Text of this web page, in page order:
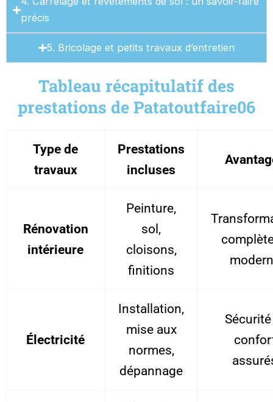
précis
5. Bricolage et petits travaux d’entretien
Tableau récapitulatif des
prestations de Patatoutfaire06
Type de
travaux
Prestations
incluses
Rénovation
intérieure
Peinture,
sol,
cloisons,
finitions
Électricité
Installation,
mise aux
normes,
dépannage